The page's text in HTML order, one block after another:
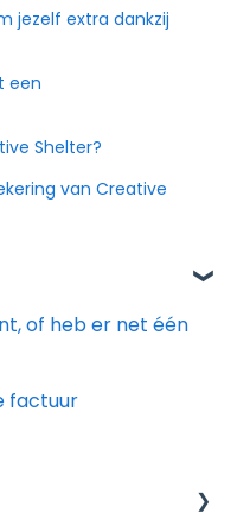
jezelf extra dankzij
een
Shelter?
van Creative
of heb er net één
factuur